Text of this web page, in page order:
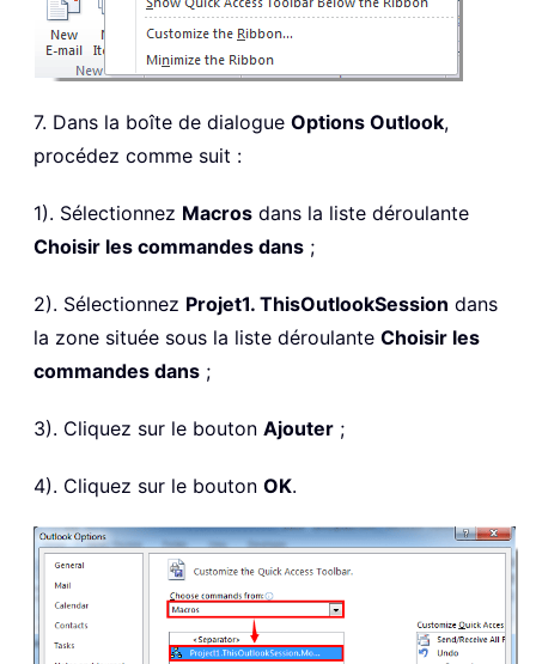
7. Dans la boîte de dialogue Options Outlook,
procédez comme suit :
1). Sélectionnez Macros dans la liste déroulante
Choisir les commandes dans ;
2). Sélectionnez Projet1. ThisOutlookSession dans
la zone située sous la liste déroulante Choisir les
commandes dans ;
3). Cliquez sur le bouton Ajouter ;
4). Cliquez sur le bouton OK.